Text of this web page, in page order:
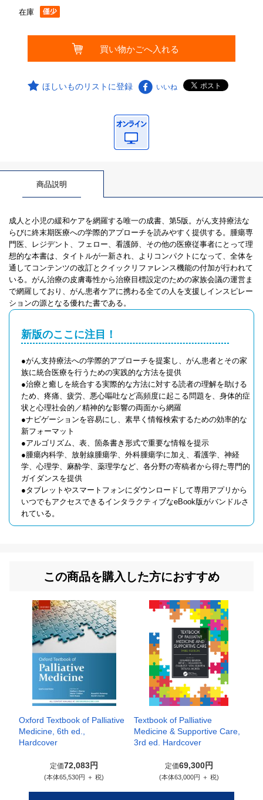
在庫
ほしいものリストに登録 いいね
商品説明
成人と小児の緩和ケアを網羅する唯一の成書、第5版。がん支持療法な
らびに終末期医療への学際的アプローチを読みやすく提供する。腫瘍専
門医、レジデント、フェロー、看護師、その他の医療従事者にとって理
想的な本書は、タイトルが一新され、よりコンパクトになって、全体を
通してコンテンツの改訂とクイックリファレンス機能の付加が行われて
いる。がん治療の皮膚毒性から治療目標設定のための家族会議の運営ま
で網羅しており、がん患者ケアに携わる全ての人を支援しインスピレー
ションの源となる優れた書である。
新版のここに注目！
●がん支持療法への学際的アプローチを提案し、がん患者とその家
族に統合医療を行うための実践的な方法を提供
●治療と癒しを統合する実際的な方法に対する読者の理解を助ける
ため、疼痛、疲労、悪心嘔吐など高頻度に起こる問題を、身体的症
状と心理社会的／精神的な影響の両面から網羅
●ナビゲーションを容易にし、素早く情報検索するための効率的な
新フォーマット
●アルゴリズム、表、箇条書き形式で重要な情報を提示
●腫瘍内科学、放射線腫瘍学、外科腫瘍学に加え、看護学、神経
学、心理学、麻酔学、薬理学など、各分野の寄稿者から得た専門的
ガイダンスを提供
●タブレットやスマートフォンにダウンロードして専用アプリから
いつでもアクセスできるインタラクティブなeBook版がバンドルさ
れている。
この商品を購入した方におすすめ
Oxford Textbook of Palliative
Medicine, 6th ed.,
Hardcover
定価72,083円
(本体65,530円 ＋ 税)
Textbook of Palliative
Medicine & Supportive Care,
3rd ed. Hardcover
定価69,300円
(本体63,000円 ＋ 税)